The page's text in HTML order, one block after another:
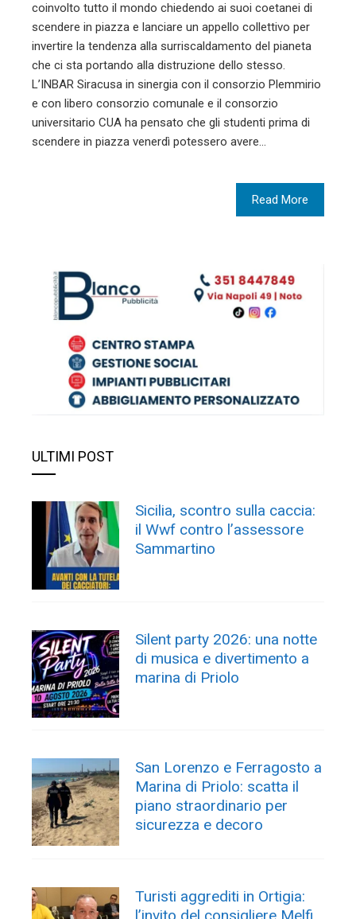
coinvolto tutto il mondo chiedendo ai suoi coetanei di
scendere in piazza e lanciare un appello collettivo per
invertire la tendenza alla surriscaldamento del pianeta
che ci sta portando alla distruzione dello stesso.
L’INBAR Siracusa in sinergia con il consorzio Plemmirio
e con libero consorzio comunale e il consorzio
universitario CUA ha pensato che gli studenti prima di
scendere in piazza venerdì potessero avere…
Read More
ULTIMI POST
Sicilia, scontro sulla caccia:
il Wwf contro l’assessore
Sammartino
Silent party 2026: una notte
di musica e divertimento a
marina di Priolo
San Lorenzo e Ferragosto a
Marina di Priolo: scatta il
piano straordinario per
sicurezza e decoro
Turisti aggrediti in Ortigia: